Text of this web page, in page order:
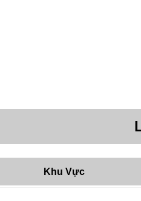
Khu Vực